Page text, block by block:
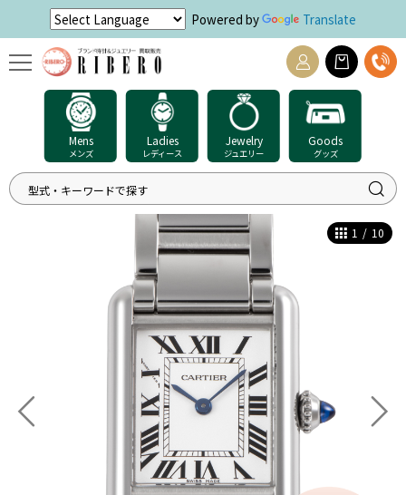
Powered by Translate
Mens
メンズ
Ladies
レディース
Jewelry
ジュエリー
Goods
グッズ
1 / 10